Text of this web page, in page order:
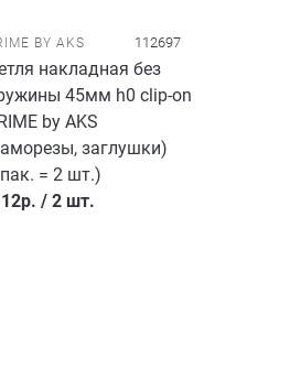
BY AKS 112697
накладная без
45мм h0 clip-on
by AKS
заглушки)
= 2 шт.)
р. /2 шт.